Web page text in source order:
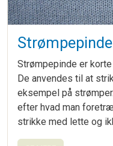
Strømpepinde
Strømpepinde er
De anvendes til at
eksempel på
efter hvad man
strikke med lette og